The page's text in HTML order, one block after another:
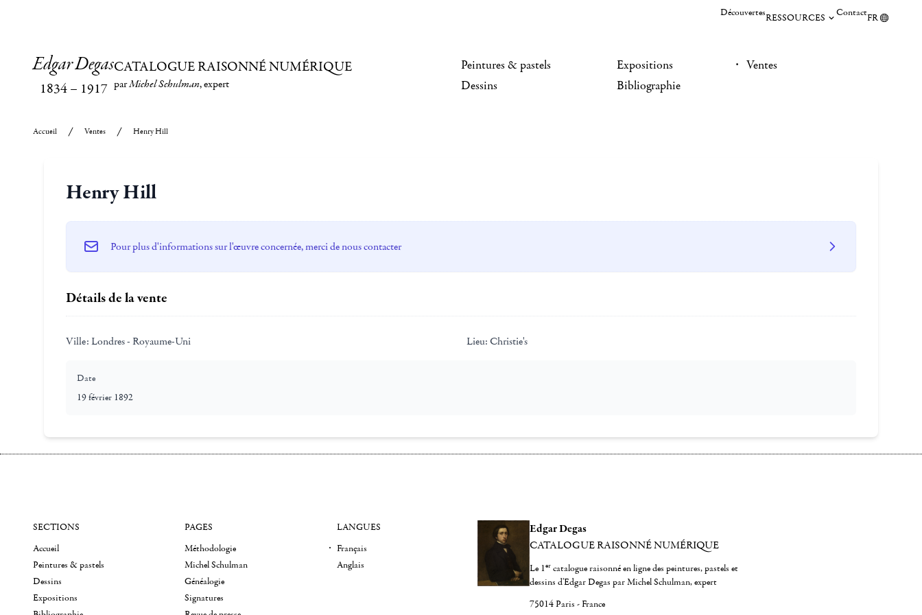
DécouvertesRESSOURCES ContactFR
Edgar Degas
1834– 1917
CATALOGUE RAISONNÉ NUMÉRIQUE
parMichel Schulman, expert
Peintures & pastels
Dessins
Expositions
Bibliographie
Ventes
Accueil Ventes Henry Hill
Henry Hill
Pour plus d'informations sur l'œuvre concernée, merci de nous contacter
Détails de la vente
Ville: Londres - Royaume-Uni Lieu: Christie's
Date
19 février 1892
Edgar Degas
CATALOGUE RAISONNÉ NUMÉRIQUE
Le 1er catalogue raisonné en ligne des peintures, pastels et
dessins d'Edgar Degas par Michel Schulman, expert
75014 Paris - France
SECTIONS
Accueil
Peintures & pastels
Dessins
Expositions
PAGES
Méthodologie
Michel Schulman
Généalogie
Signatures
LANGUES
Français
Anglais